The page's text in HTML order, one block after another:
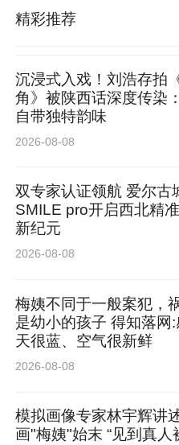
他强调，全院上下要高
入诊疗服务全链条，健
三级责任体系，以刚性
见效，持续巩固管理成
任超杰院长对医务、护
药学六大核心板块工作
自查整改，实现质量持
八项医疗核心制度，紧
防控医疗风险；三是强
理操作流程，严控护理
精彩推荐
沉浸式入戏！刘浩存拍
角》被陕西话深度传染
自带独特韵味
2026-08-08
双专家认证领航 爱尔古
SMILE pro开启西北精
新纪元
2026-08-08
梅姨不同于一般案犯，
是幼小的孩子 得知落网:感觉
天很蓝、空气很新鲜
2026-08-08
模拟画像专家林宇辉讲
画"梅姨"始末 “见到真人